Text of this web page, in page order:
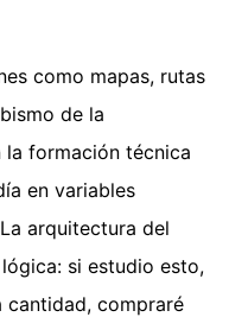
como mapas, rutas
de la
la formación técnica
en variables
arquitectura del
si estudio esto,
cantidad, compraré